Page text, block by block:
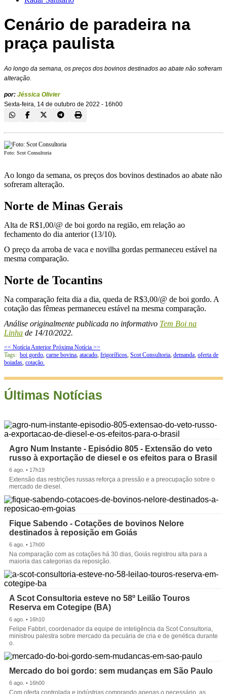
Cenário de paradeira na
praça paulista
Ao longo da semana, os preços dos bovinos destinados ao abate não sofreram
alteração.
por: Jéssica Olivier
Sexta-feira, 14 de outubro de 2022 - 16h00
Foto: Scot Consultoria
Ao longo da semana, os preços dos bovinos destinados ao abate não
sofreram alteração.
Norte de Minas Gerais
Alta de R$1,00/@ de boi gordo na região, em relação ao
fechamento do dia anterior (13/10).
O preço da arroba de vaca e novilha gordas permaneceu estável na
mesma comparação.
Norte de Tocantins
Na comparação feita dia a dia, queda de R$3,00/@ de boi gordo. A
cotação das fêmeas permaneceu estável na mesma comparação.
Análise originalmente publicada no informativo Tem Boi na
Linha de 14/10/2022.
<< Notícia Anterior Próxima Notícia >>
Tags: boi gordo carne bovina atacado frigoríficos Scot Consultoria demanda oferta de
boiadas cotação.
Últimas Notícias
Agro Num Instante - Episódio 805 - Extensão do veto
russo à exportação de diesel e os efeitos para o Brasil
6 ago. • 17h19
Extensão das restrições russas reforça a pressão e a preocupação sobre o
mercado de diesel.
Fique Sabendo - Cotações de bovinos Nelore
destinados à reposição em Goiás
6 ago. • 17h00
Na comparação com as cotações há 30 dias, Goiás registrou alta para a
maioria das categorias da reposição.
A Scot Consultoria esteve no 58º Leilão Touros
Reserva em Cotegipe (BA)
6 ago. • 16h10
Felipe Fabbri, coordenador da equipe de inteligência da Scot Consultoria,
ministrou palestra sobre mercado da pecuária de cria e de genética durante
o.
Mercado do boi gordo: sem mudanças em São Paulo
6 ago. • 16h00
Com oferta controlada e indústrias comprando apenas o necessário, as